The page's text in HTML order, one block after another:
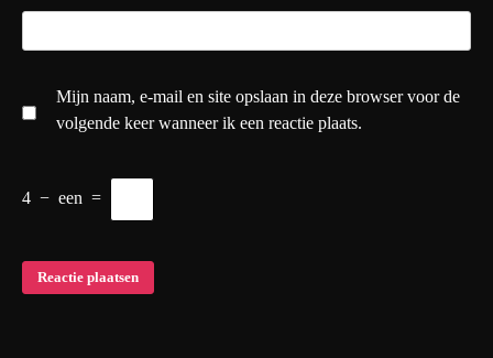
Mijn naam, e-mail en site opslaan in deze browser voor de
volgende keer wanneer ik een reactie plaats.
4 − een =